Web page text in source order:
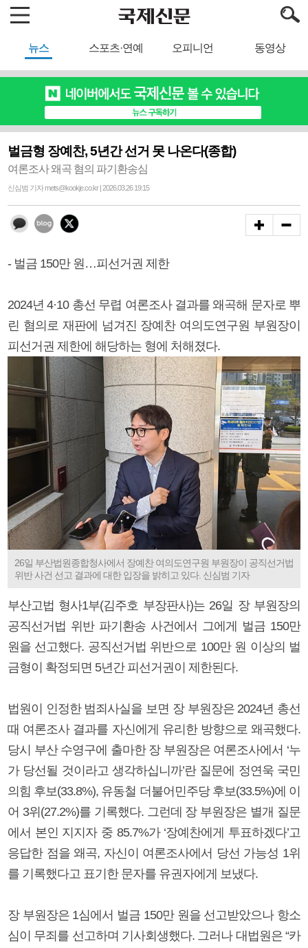
뉴스 스포츠·연예 오피니언 동영상
벌금형 장예찬, 5년간 선거 못 나온다(종합)
여론조사 왜곡 혐의 파기환송심
신심범 기자 mets@kookje.co.kr | 2026.03.26 19:15
- 벌금 150만 원…피선거권 제한
2024년 4·10 총선 무렵 여론조사 결과를 왜곡해 문자로 뿌
린 혐의로 재판에 넘겨진 장예찬 여의도연구원 부원장이
피선거권 제한에 해당하는 형에 처해졌다.
26일 부산법원종합청사에서 장예찬 여의도연구원 부원장이 공직선거법
위반 사건 선고 결과에 대한 입장을 밝히고 있다. 신심범 기자
부산고법 형사1부(김주호 부장판사)는 26일 장 부원장의
공직선거법 위반 파기환송 사건에서 그에게 벌금 150만
원을 선고했다. 공직선거법 위반으로 100만 원 이상의 벌
금형이 확정되면 5년간 피선거권이 제한된다.
법원이 인정한 범죄사실을 보면 장 부원장은 2024년 총선
때 여론조사 결과를 자신에게 유리한 방향으로 왜곡했다.
당시 부산 수영구에 출마한 장 부원장은 여론조사에서 ‘누
가 당선될 것이라고 생각하십니까’란 질문에 정연욱 국민
의힘 후보(33.8%), 유동철 더불어민주당 후보(33.5%)에 이
어 3위(27.2%)를 기록했다. 그런데 장 부원장은 별개 질문
에서 본인 지지자 중 85.7%가 ‘장예찬에게 투표하겠다’고
응답한 점을 왜곡, 자신이 여론조사에서 당선 가능성 1위
를 기록했다고 표기한 문자를 유권자에게 보냈다.
장 부원장은 1심에서 벌금 150만 원을 선고받았으나 항소
심이 무죄를 선고하며 기사회생했다. 그러나 대법원은 “카